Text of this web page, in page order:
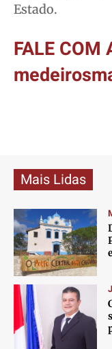
Estado.
FALE COM
Mais Lidas